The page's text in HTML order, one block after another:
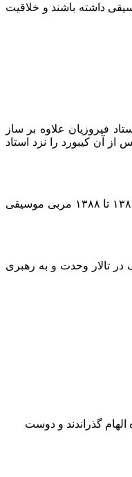
داشته باشند و خلاقیت
فیروزیان علاوه بر ساز
آن کیبورد را نزد استاد
استاد فیروزیان دوره موسیقی درمانی را نزد استاد هاتف دوستدار گذرانده است و پس از آن دوره‌ی آهنگ‌سازی و هارمونی را نزد استاد امیر معینی به پاسان رسانده است. او از ۱۳۸۶ تا ۱۳۸۸ مربی موسیقی
در تالار وحدت و به رهبری
گذراندند و دوست